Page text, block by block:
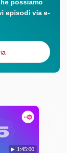
possiamo
episodi via e-
1:45:00